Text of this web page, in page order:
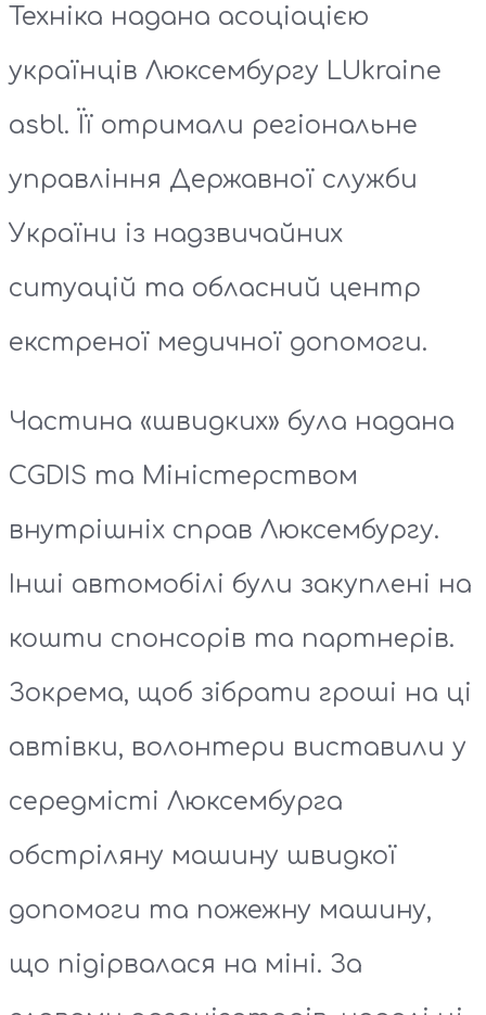
Техніка надана асоціацією
українців Люксембургу LUkraine
asbl. Її отримали регіональне
управління Державної служби
України із надзвичайних
ситуацій та обласний центр
екстреної медичної допомоги.
Частина «швидких» була надана
CGDIS та Міністерством
внутрішніх справ Люксембургу.
Інші автомобілі були закуплені на
кошти спонсорів та партнерів.
Зокрема, щоб зібрати гроші на ці
автівки, волонтери виставили у
середмісті Люксембурга
обстріляну машину швидкої
допомоги та пожежну машину,
що підірвалася на міні. За